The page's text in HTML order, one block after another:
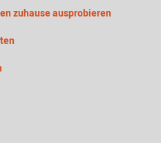
zuhause ausprobieren